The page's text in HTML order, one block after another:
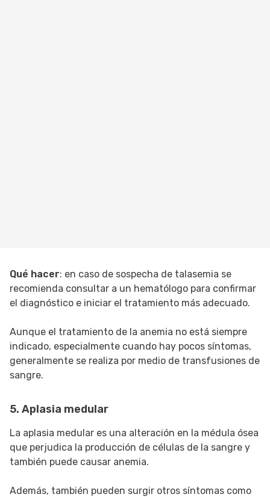
Qué hacer: en caso de sospecha de talasemia se
recomienda consultar a un hematólogo para confirmar
el diagnóstico e iniciar el tratamiento más adecuado.
Aunque el tratamiento de la anemia no está siempre
indicado, especialmente cuando hay pocos síntomas,
generalmente se realiza por medio de transfusiones de
sangre.
5. Aplasia medular
La aplasia medular es una alteración en la médula ósea
que perjudica la producción de células de la sangre y
también puede causar anemia.
Además, también pueden surgir otros síntomas como